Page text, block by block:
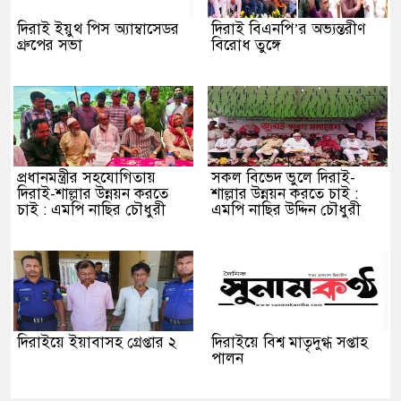
দিরাই ইয়ুথ পিস অ্যাম্বাসেডর
গ্রুপের সভা
দিরাই বিএনপি’র অভ্যন্তরীণ
বিরোধ তুঙ্গে
প্রধানমন্ত্রীর সহযোগিতায়
দিরাই-শাল্লার উন্নয়ন করতে
চাই : এমপি নাছির চৌধুরী
সকল বিভেদ ভুলে দিরাই-
শাল্লার উন্নয়ন করতে চাই :
এমপি নাছির উদ্দিন চৌধুরী
দিরাইয়ে ইয়াবাসহ গ্রেপ্তার ২
দিরাইয়ে বিশ্ব মাতৃদুগ্ধ সপ্তাহ
পালন